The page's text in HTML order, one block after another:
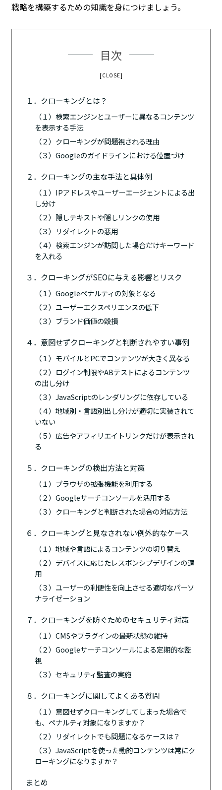
戦略を構築するための知識を身につけましょう。
[CLOSE]
目次
１．クローキングとは？
（１）検索エンジンとユーザーに異なるコンテンツ
を表示する手法
（２）クローキングが問題視される理由
（３）Googleのガイドラインにおける位置づけ
２．クローキングの主な手法と具体例
（１）IPアドレスやユーザーエージェントによる出
し分け
（２）隠しテキストや隠しリンクの使用
（３）リダイレクトの悪用
（４）検索エンジンが訪問した場合だけキーワード
を入れる
３．クローキングがSEOに与える影響とリスク
（１）Googleペナルティの対象となる
（２）ユーザーエクスペリエンスの低下
（３）ブランド価値の毀損
４．意図せずクローキングと判断されやすい事例
（１）モバイルとPCでコンテンツが大きく異なる
（２）ログイン制限やABテストによるコンテンツ
の出し分け
（３）JavaScriptのレンダリングに依存している
（４）地域別・言語別出し分けが適切に実装されて
いない
（５）広告やアフィリエイトリンクだけが表示され
る
５．クローキングの検出方法と対策
（１）ブラウザの拡張機能を利用する
（２）Googleサーチコンソールを活用する
（３）クローキングと判断された場合の対応方法
６．クローキングと見なされない例外的なケース
（１）地域や言語によるコンテンツの切り替え
（２）デバイスに応じたレスポンシブデザインの適
用
（３）ユーザーの利便性を向上させる適切なパーソ
ナライゼーション
７．クローキングを防ぐためのセキュリティ対策
（１）CMSやプラグインの最新状態の維持
（２）Googleサーチコンソールによる定期的な監
視
（３）セキュリティ監査の実施
８．クローキングに関してよくある質問
（１）意図せずクローキングしてしまった場合で
も、ペナルティ対象になりますか？
（２）リダイレクトでも問題になるケースは？
（３）JavaScriptを使った動的コンテンツは常にク
ローキングになりますか？
まとめ